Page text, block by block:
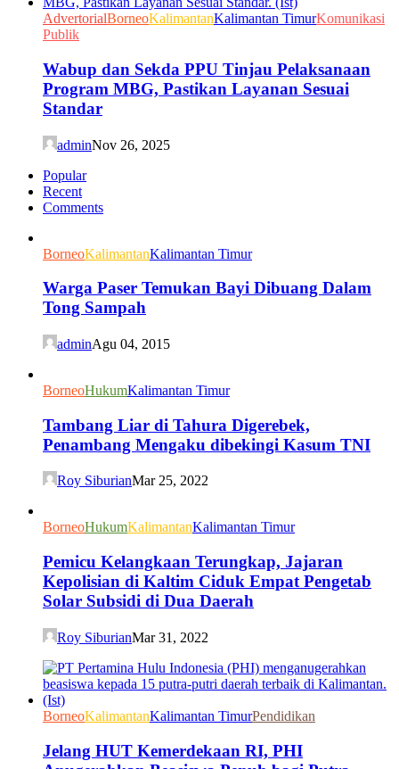
AdvertorialBorneoKalimantanKalimantan TimurKomunikasi
Publik
Wabup dan Sekda PPU Tinjau Pelaksanaan
Program MBG, Pastikan Layanan Sesuai
Standar
adminNov 26, 2025
Popular
Recent
Comments
BorneoKalimantanKalimantan Timur
Warga Paser Temukan Bayi Dibuang Dalam
Tong Sampah
adminAgu 04, 2015
BorneoHukumKalimantan Timur
Tambang Liar di Tahura Digerebek,
Penambang Mengaku dibekingi Kasum TNI
Roy SiburianMar 25, 2022
BorneoHukumKalimantanKalimantan Timur
Pemicu Kelangkaan Terungkap, Jajaran
Kepolisian di Kaltim Ciduk Empat Pengetab
Solar Subsidi di Dua Daerah
Roy SiburianMar 31, 2022
BorneoKalimantanKalimantan TimurPendidikan
Jelang HUT Kemerdekaan RI, PHI